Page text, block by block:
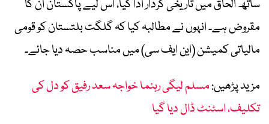
ساتھ الحاق میں تاریخی کردار ادا کیا، اس لیے پاکستان ان کا
مقروض ہے۔ انہوں نے مطالبہ کیا کہ گلگت بلتستان کو قومی
مالیاتی کمیشن (این ایف سی) میں مناسب حصہ دیا جائے۔
مزید پڑھیں:مسلم لیگی رہنما خواجہ سعد رفیق کو دل کی
تکلیف، اسٹنٹ ڈال دیا گیا